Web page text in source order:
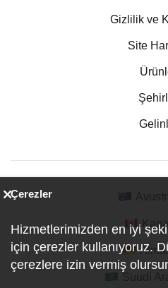
Gizlilik ve
Site
Çerezler
Hizmetlerimizden en iyi
için çerezler kullanıyoruz.
çerezlere izin vermiş